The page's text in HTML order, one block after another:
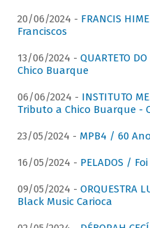
20/06/2024 - FRANCIS
Franciscos
13/06/2024 - QUARTETO
Chico Buarque
06/06/2024 - INSTITUTO
Tributo a Chico Buarque -
23/05/2024 - MPB4 / 60
16/05/2024 - PELADOS /
09/05/2024 - ORQUESTRA
Black Music Carioca